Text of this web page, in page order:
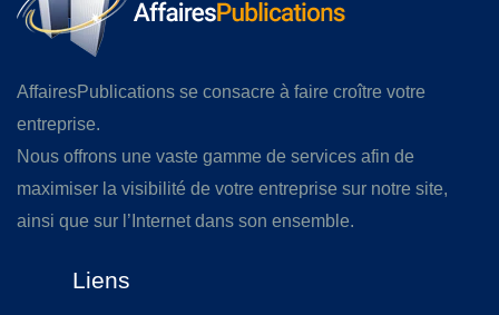
AffairesPublications se consacre à faire croître votre
entreprise.
Nous offrons une vaste gamme de services afin de
maximiser la visibilité de votre entreprise sur notre site,
ainsi que sur l’Internet dans son ensemble.
Liens